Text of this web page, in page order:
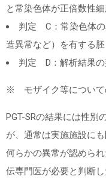
と常染色体が正倍数性
判定 C：常染色体の
造異常など）を有する胚
判定 D：解析結果の
※ モザイク等について
PGT-SRの結果には性別
が、通常は実施施設に
何らかの異常が認めら
伝専門医が必要と判断